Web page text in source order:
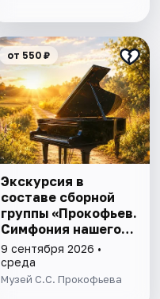
от 550 ₽
Экскурсия в
составе сборной
группы «Прокофьев.
Симфония нашего
времени»
9 сентября 2026 •
среда
Музей С.С. Прокофьева